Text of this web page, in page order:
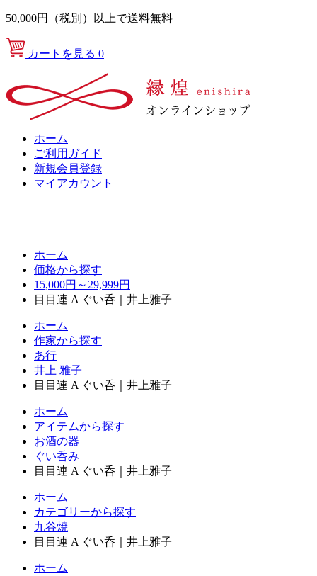
50,000円（税別）以上で送料無料
カートを見る 0
ホーム
ご利用ガイド
新規会員登録
マイアカウント
ホーム
価格から探す
15,000円～29,999円
目目連 A ぐい呑｜井上雅子
ホーム
作家から探す
あ行
井上 雅子
目目連 A ぐい呑｜井上雅子
ホーム
アイテムから探す
お酒の器
ぐい呑み
目目連 A ぐい呑｜井上雅子
ホーム
カテゴリーから探す
九谷焼
目目連 A ぐい呑｜井上雅子
ホーム